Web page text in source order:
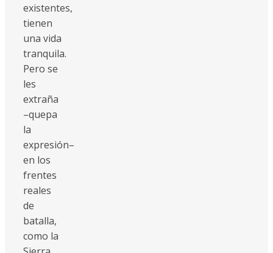
existentes,
tienen
una vida
tranquila.
Pero se
les
extraña
–quepa
la
expresión–
en los
frentes
reales
de
batalla,
como la